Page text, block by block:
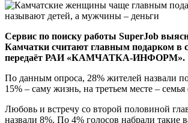
Сервис по поиску работы SuperJob
Камчатки считают главным подарком в
передаёт РАИ «КАМЧАТКА-ИНФОРМ».
По данным опроса, 28% жителей назвали
15% – саму жизнь, на третьем месте – семья
Любовь и встречу со второй половиной
назвали 8%. По 4% голосов набрали такие